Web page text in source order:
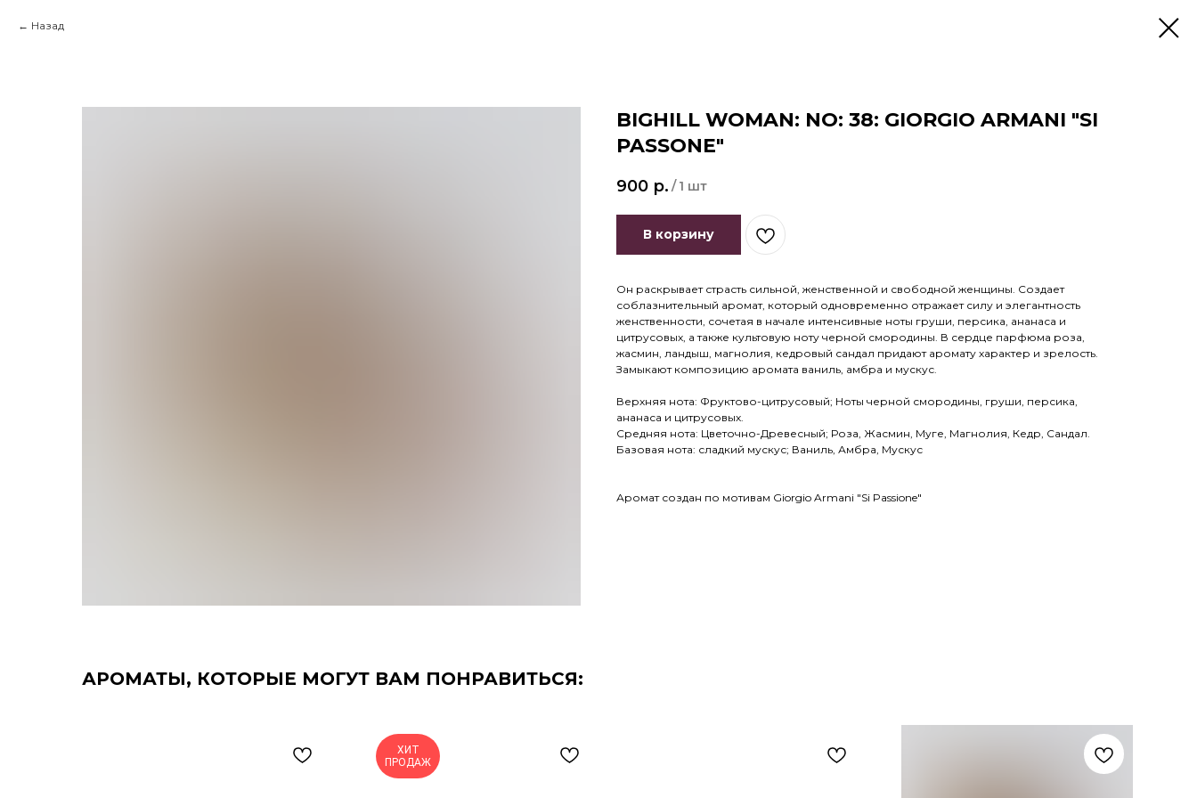
Назад
BIGHILL WOMAN: NO: 38: GIORGIO ARMANI "SI
PASSONE"
900 р. / 1 шт
В корзину
Он раскрывает страсть сильной, женственной и свободной женщины. Создает
соблазнительный аромат, который одновременно отражает силу и элегантность
женственности, сочетая в начале интенсивные ноты груши, персика, ананаса и
цитрусовых, а также культовую ноту черной смородины. В сердце парфюма роза,
жасмин, ландыш, магнолия, кедровый сандал придают аромату характер и зрелость.
Замыкают композицию аромата ваниль, амбра и мускус.
Верхняя нота: Фруктово-цитрусовый; Ноты черной смородины, груши, персика,
ананаса и цитрусовых.
Средняя нота: Цветочно-Древесный; Роза, Жасмин, Муге, Магнолия, Кедр, Сандал.
Базовая нота: сладкий мускус; Ваниль, Амбра, Мускус
Аромат создан по мотивам Giorgio Armani "Si Passione"
АРОМАТЫ, КОТОРЫЕ МОГУТ ВАМ ПОНРАВИТЬСЯ:
ХИТ
ПРОДАЖ